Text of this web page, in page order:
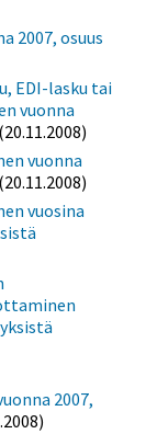
2007, osuus
EDI-lasku tai
vuonna
(20.11.2008)
vuonna
(20.11.2008)
vuosina
2007,